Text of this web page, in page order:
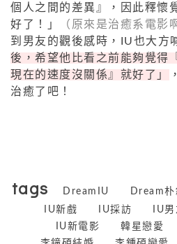
個人之間的差異』，因此釋懷
好了！」
（原來是治癒系電影
到男友的觀後感時，IU也大方
後，希望他比看之前能夠覺得
現在的速度沒關係』就好了」
治癒了吧！
砸206億元，網驚：比滿月社長
【快訊】李鍾碩×IU熱戀四個
喜歡你很久了」，經紀公司出